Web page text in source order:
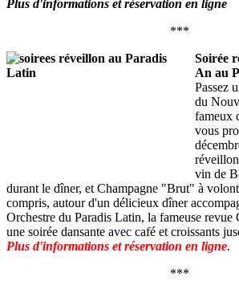
Plus d'informations et réservation en ligne
***
Soirée
An au
Passez
du
fameux
vous
vin de
durant le dîner, et Champagne "Brut" à
compris, autour d'un délicieux dîner
Orchestre du Paradis Latin, la fameuse revue
une soirée dansante avec café et croissants
Plus d'informations et réservation en ligne.
***